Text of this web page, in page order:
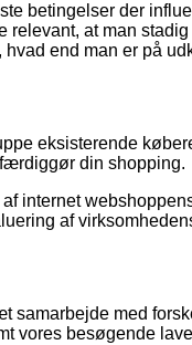
betingelser der
relevant, at man
end man er på
eksisterende
din shopping.
internet
af
samarbejde med
vores besøgende